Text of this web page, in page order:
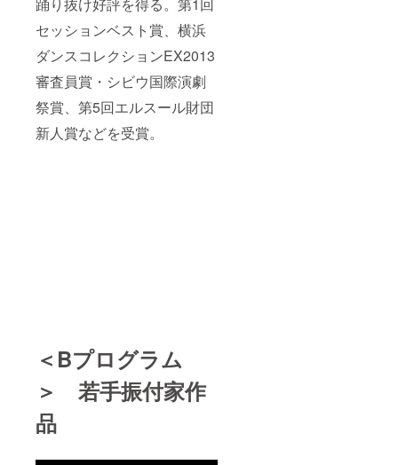
セッションベスト賞、横浜
ダンスコレクションEX2013
審査員賞・シビウ国際演劇
祭賞、第5回エルスール財団
新人賞などを受賞。
＜Bプログラム
＞ 若手振付家作
品